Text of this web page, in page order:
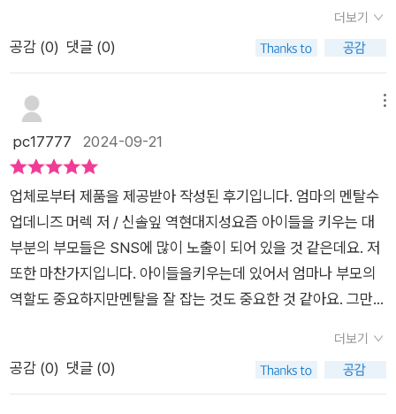
중요하다. 나를 비롯해 많은 엄마들이 이 책으로 하여금 용기를
얻고, 마음 건강을 돌보아 보다 현명하게 육아를 즐기셨으면 하는
간단해 보이지만 효과는 상당하다. 생각보다 우리는 꽤 많은 소음
에 시달리고 있다.또 하나는 삶을 단순하게 만드는 것이다. 사실
에는 중요한 걸 놓쳐서 당황하기도 하고, 엉뚱한 일에 기운을 빼
기도 한다. 그럴 때는 자신에게 가장 중요한 일은 무엇이며, 자신
이 하지 않아도 될 일을 무엇인지 써보자. 더불어 꼭 내가 하지 않
아도 다른 사람에게 맡길 수 있는 일도 추려보자. 그렇다면 우리
의 삶은 훨씬 단순해질 것이다.​마무리하며양육이라는 매일의 도
전 앞에서 자주 지치고 불안에 휩싸이고 무거운 걱정에 빠지고 할
일을 제대로 못하고 있는 듯한 열등감에 사로잡힌 부모라면, 「엄
마의 멘탈 수업」을 통해 다시 평안함과 자신감을 얻게 될 거라 확
신한다.엄마의 멘탈 수업 책 추천사ㅣ이은경우리가 하는 걱정의
나 통계자료가 무색하게도 우리는 걱정에서 헤어 나오지 못한다. ​
이유는 간단하다. 걱정을 통제하는 방법을 모르기 때문이다. 특히
자녀에 대한 걱정은 더, 더, 더 어렵다. 엄마의 멘탈 수업을 통해
고, 긍정적인 사고방식을 갖게 하며, 삶의 만족도를 높이는 데 큰
도움이 됩니다.데니즈 머렉은 이 책을 통해 엄마들도 감정적으로
함을 찾을 수 있도록 돕고자 합니다. 엄마들은 불안, 걱정, 죄책감
등의 부정적인 감정에 자주 휩싸이지만, 이를 해결할 구체적인 방
법을 찾기 힘든 경우가 많습니다. 저자는 이러한 감정들이 엄마와
자녀 모두에게 부정적인 영향을 미칠 수 있음을 지적하며, 엄마들
이 자신의 감정을 컨트롤할 수 있도록 도와주는 멘탈 관리 솔루션
을 제안합니다. 특히, CALM 프로세스를 통해 엄마들이 마음의
평화를 찾고, 궁극적으로 아이들에게도 긍정적인 영향을 미칠 수
있기를 기대합니다.'엄마의 멘탈 수업'은 엄마들이 불안과 걱정을
관리하고 내면의 평온함을 찾을 수 있도록 돕는 4단계 CALM 프
er의 약자로, 각 단계는 엄마들이 일상에서 부정적인 감정을 효
과적으로 다룰 수 있도록 구체적인 방법을 제시합니다.1부. 자신
의 추측을 의심하라 (Challenge)“내가 하는 생각이 진실임을 뒷
면 다행이지만, 이 두 감정은 엄마의 상태에 따라 널뛰기를 한다.
거기다가 내 아이를 공격하기도 하고, 나 스스로를 자책하게 만든
는 것이 핵심이라고 할 수 있다. 불안과 걱정, 어떻게 이겨낼 것인
방법을 소개한다. 4단계에 걸친 멘탈관리 공식을 살펴보기로 하
부분을 제시한다. 1부 자신의 추측을 의심하라2부 통제할 수 있
는 일은 통제하라3부 통제할 수 없는 일은 놓아줘라4부 마음의
주인이 되어라5부 CALM 프로세스 실천하기 이 책에 수록되어
있는 방법들은 무엇보다도 간단하여 용이했다. 아무래도 이 책의
핵심은 2부인 것 같다. 통제할 수 있는 것들을 제대로 통제하는
것이야 말로 나를 다스리고 마음을 평안하게 만들 수 있는 것일
테다. 그 중에서도 2부에 수록된 9장 스트레스의 영향력 줄이기
더보기
공감 (0) 댓글 (0)
pc17777 2024-09-21
업체로부터 제품을 제공받아 작성된 후기입니다. 엄마의 멘탈수
업데니즈 머렉 저 / 신솔잎 역현대지성요즘 아이들을 키우는 대
부분의 부모들은 SNS에 많이 노출이 되어 있을 것 같은데요. 저
또한 마찬가지입니다. 아이들을키우는데 있어서 엄마나 부모의
역할도 중요하지만멘탈을 잘 잡는 것도 중요한 것 같아요. 그만큼
좋은 감정들을드러낼 수 있다고 생각하거든요.저도 정신건강이
나 불안, 걱정들이 참 많은 편이다보니엄마의 멘탈수업 / 현대지
더보기
공감 (0) 댓글 (0)